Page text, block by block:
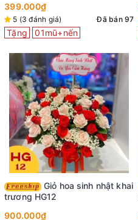
vẻ
399.000₫
5 (3 đánh giá) Đã bán 97
Tặng 01mũ+nến
Giỏ hoa sinh nhật khai
trương HG12
900.000₫